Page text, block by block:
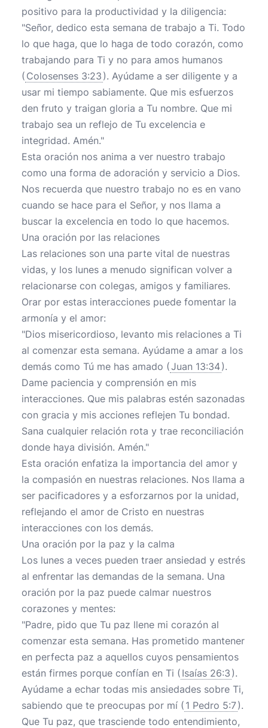
positivo para la productividad y la diligencia:
"Señor, dedico esta semana de trabajo a Ti. Todo
lo que haga, que lo haga de todo corazón, como
trabajando para Ti y no para amos humanos
( Colosenses 3:23 ). Ayúdame a ser diligente y a
usar mi tiempo sabiamente. Que mis esfuerzos
den fruto y traigan gloria a Tu nombre. Que mi
trabajo sea un reflejo de Tu excelencia e
integridad. Amén."
Esta oración nos anima a ver nuestro trabajo
como una forma de adoración y servicio a Dios.
Nos recuerda que nuestro trabajo no es en vano
cuando se hace para el Señor, y nos llama a
buscar la excelencia en todo lo que hacemos.
Una oración por las relaciones
Las relaciones son una parte vital de nuestras
vidas, y los lunes a menudo significan volver a
relacionarse con colegas, amigos y familiares.
Orar por estas interacciones puede fomentar la
armonía y el amor:
"Dios misericordioso, levanto mis relaciones a Ti
al comenzar esta semana. Ayúdame a amar a los
demás como Tú me has amado (Juan 13:34).
Dame paciencia y comprensión en mis
interacciones. Que mis palabras estén sazonadas
con gracia y mis acciones reflejen Tu bondad.
Sana cualquier relación rota y trae reconciliación
donde haya división. Amén."
Esta oración enfatiza la importancia del amor y
la compasión en nuestras relaciones. Nos llama a
ser pacificadores y a esforzarnos por la unidad,
reflejando el amor de Cristo en nuestras
interacciones con los demás.
Una oración por la paz y la calma
Los lunes a veces pueden traer ansiedad y estrés
al enfrentar las demandas de la semana. Una
oración por la paz puede calmar nuestros
corazones y mentes:
"Padre, pido que Tu paz llene mi corazón al
comenzar esta semana. Has prometido mantener
en perfecta paz a aquellos cuyos pensamientos
están firmes porque confían en Ti ( Isaías 26:3 ).
Ayúdame a echar todas mis ansiedades sobre Ti,
sabiendo que te preocupas por mí ( 1 Pedro 5:7).
Que Tu paz, que trasciende todo entendimiento,